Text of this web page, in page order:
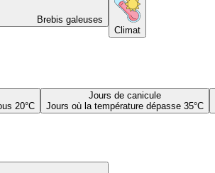
Brebis galeuses
Climat
20°C
Jours de canicule
Jours où la température dépasse 35°C